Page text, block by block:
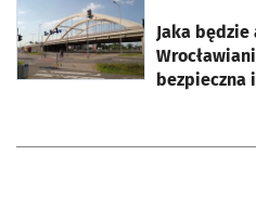
Jaka będzie
bezpieczna
otworzy się w nowej karcie